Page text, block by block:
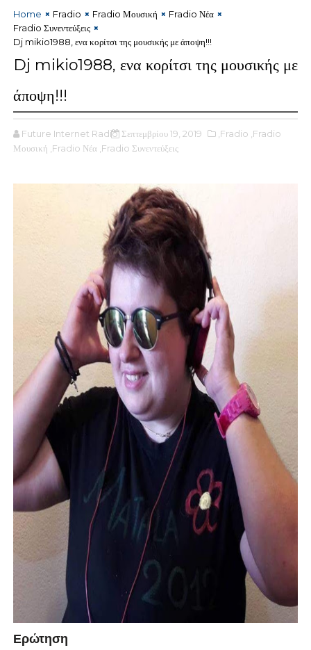
Home Fradio Fradio Μουσική
Fradio Νέα
Fradio Συνεντεύξεις
Dj mikio1988, ενα κορίτσι της μουσικής με άποψη!!!
Dj mikio1988, ενα κορίτσι της μουσικής με
άποψη!!!
Future Internet Radio Σεπτεμβρίου 19, 2019 ,Fradio ,Fradio
Μουσική ,Fradio Νέα ,Fradio Συνεντεύξεις
Ερώτηση